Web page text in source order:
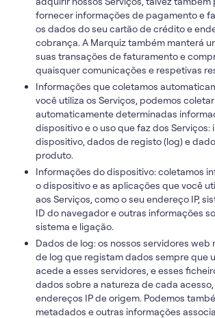
fornecer informações de pagamento e
os dados do seu cartão de crédito e
cobrança. A Marquiz também manterá
suas transações de faturamento e
quaisquer comunicações e respetivas
Informações que coletamos
você utiliza os Serviços, podemos coletar
automaticamente determinadas
dispositivo e o uso que faz dos Serviços:
dispositivo, dados de registo (log) e
produto.
Informações do dispositivo: coletamos
o dispositivo e as aplicações que você
aos Serviços, como o seu endereço IP,
ID do navegador e outras informações
sistema e ligação.
Dados de log: os nossos servidores web
de log que registam dados sempre que
acede a esses servidores, e esses
dados sobre a natureza de cada
endereços IP de origem. Podemos
metadados e outras informações